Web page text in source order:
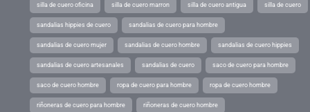
silla de cuero oficina silla de cuero marron silla de cuero antigua silla de cuero
sandalias hippies de cuero sandalias de cuero para hombre
sandalias de cuero mujer sandalias de cuero hombre sandalias de cuero hippies
sandalias de cuero artesanales sandalias de cuero saco de cuero para hombre
saco de cuero hombre ropa de cuero para hombre ropa de cuero hombre
riñoneras de cuero para hombre riñoneras de cuero hombre